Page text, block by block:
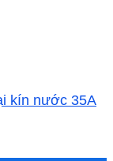
kín nước 35A